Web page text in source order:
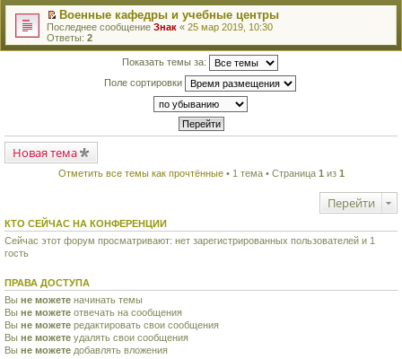
о
м
у
н
е
н
н
о
м
б
щ
е
ю
к
п
е
р
в
о
ч
и
т
а
м
у
с
щ
е
и
ю
П
е
р
в
о
м
у
р
о
ч
н
н
о
м
у
с
о
Военные кафедры и учебные центры
Последнее сообщение Знак « 25 мар 2019, 10:30
Ответы: 2
Показать темы за:
Поле сортировки
Новая тема
Отметить все темы как прочтённые• 1 тема • Страница 1 из 1
Перейти
КТО СЕЙЧАС НА КОНФЕРЕНЦИИ
Сейчас этот форум просматривают: нет зарегистрированных пользователей и 1
гость
ПРАВА ДОСТУПА
Вы не можете начинать темы
Вы не можете отвечать на сообщения
Вы не можете редактировать свои сообщения
Вы не можете удалять свои сообщения
Вы не можете добавлять вложения